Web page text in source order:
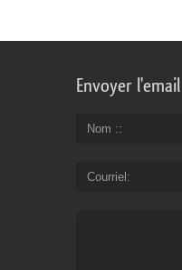
Envoyer l'email
Nom :
Courriel